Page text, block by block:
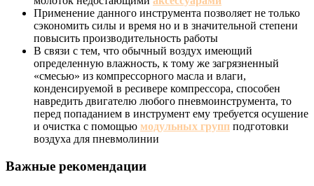
Применение данного инструмента позволяет не только
сэкономить силы и время но и в значительной степени
повысить производительность работы
В связи с тем, что обычный воздух имеющий
определенную влажность, к тому же загрязненный
«смесью» из компрессорного масла и влаги,
конденсируемой в ресивере компрессора, способен
навредить двигателю любого пневмоинструмента, то
перед попаданием в инструмент ему требуется осушение
и очистка с помощью модульных групп подготовки
воздуха для пневмолинии
Важные рекомендации